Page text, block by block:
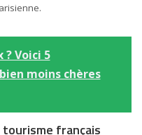
Voici 5
moins chères
tourisme français